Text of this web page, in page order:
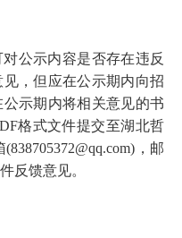
公示内容是否存在违反
，但应在公示期内向招
示期内将相关意见的书
格式文件提交至湖北哲
(838705372@qq.com)，邮
反馈意见。